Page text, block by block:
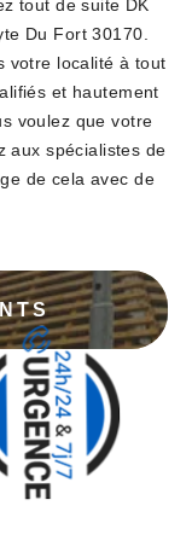
tout de suite DK
Du Fort 30170.
votre localité à tout
et hautement
voulez que votre
aux spécialistes de
de cela avec de